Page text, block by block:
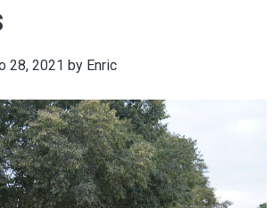
28, 2021 by Enric